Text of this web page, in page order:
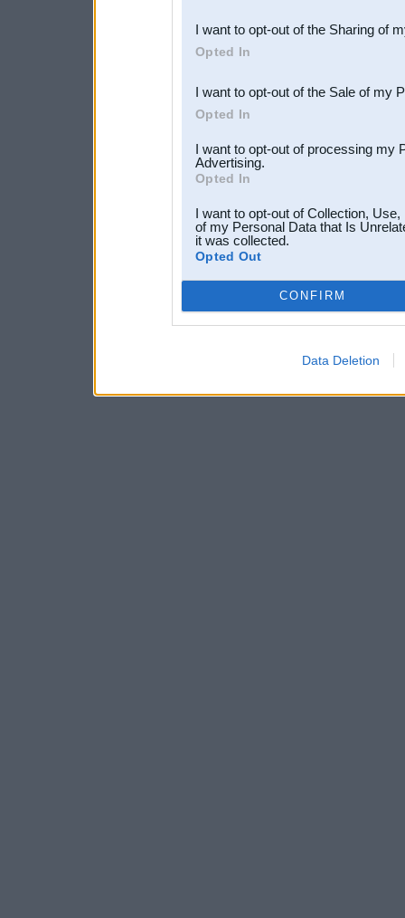
Downstream Participants
third parties.
I want to opt-out of the Sharing of
Opted In
I want to opt-out of the Sale of my
Opted In
I want to opt-out of processing my
Advertising.
Opted In
I want to opt-out of Collection,
of my Personal Data that Is
it was collected.
Opted Out
CONFIRM
Data Deletion